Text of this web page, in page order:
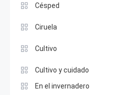
Césped
Ciruela
Cultivo
Cultivo y cuidado
En el invernadero